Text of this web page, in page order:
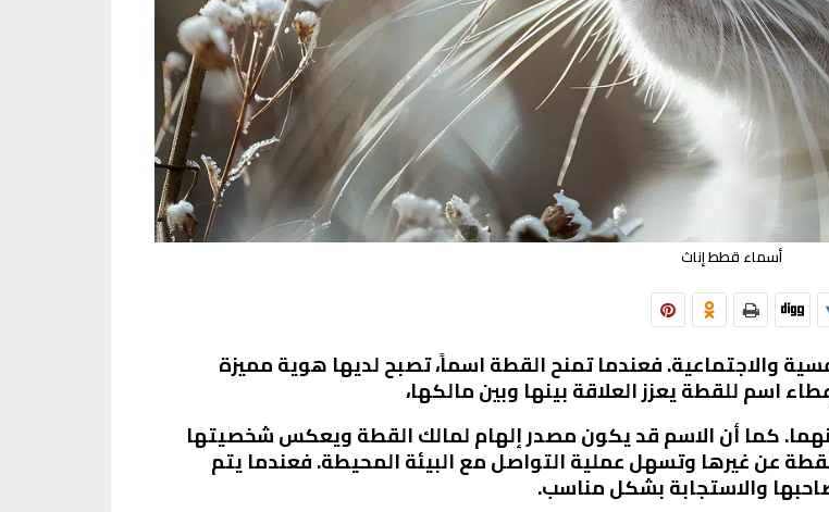
أسماء قطط إناث
والاجتماعية. فعندما تمنح القطة اسماً، تصبح لديها هوية مميزة
اسم للقطة يعزز العلاقة بينها وبين مالكها،
كما أن الاسم قد يكون مصدر إلهام لمالك القطة ويعكس شخصيتها
عن غيرها وتسهل عملية التواصل مع البيئة المحيطة. فعندما يتم
والاستجابة بشكل مناسب.